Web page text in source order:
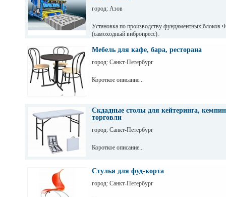
город: Азов
Установка по производству фундаментных блоков
(самоходный вибропресс).
Мебель для кафе, бара, ресторана
город: Санкт-Петербург
Короткое описание...
Скдадные столы для кейтеринга,
торговли
город: Санкт-Петербург
Короткое описание...
Стулья для фуд-корта
город: Санкт-Петербург